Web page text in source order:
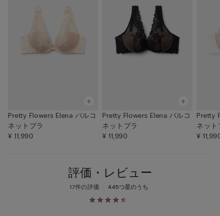
Pretty Flowers Elena バルコ
ネットブラ
¥ 11,990
Pretty Flowers Elena バルコ
ネットブラ
¥ 11,990
Pretty
ネット
¥
評価・レビュー
4.45つ星のうち
17件の評価